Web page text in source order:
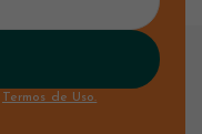
Termos de Uso.